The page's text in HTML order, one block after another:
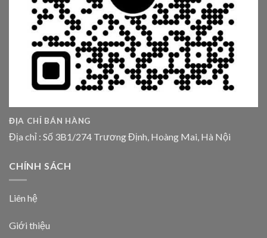
ĐỊA CHỈ BÁN HÀNG
Địa chỉ : Số 3B1/274 Trương Định, Hoàng Mai, Hà Nội
CHÍNH SÁCH
Liên hệ
Giới thiệu